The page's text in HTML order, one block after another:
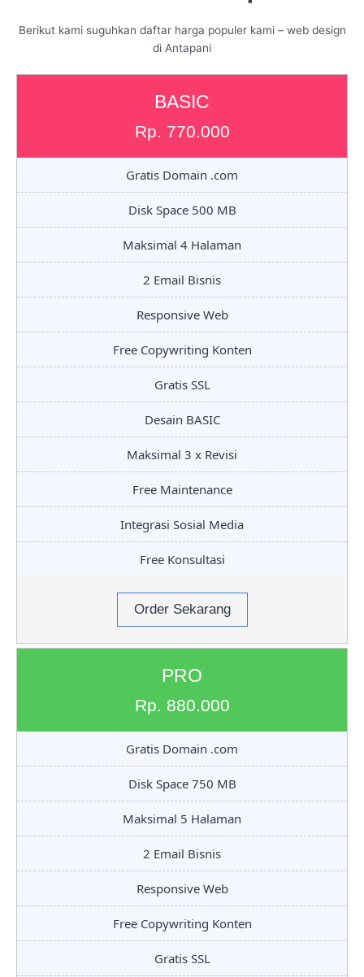
Berikut kami suguhkan daftar harga populer kami – web design
di Antapani
BASIC
Rp. 770.000
Gratis Domain .com
Disk Space 500 MB
Maksimal 4 Halaman
2 Email Bisnis
Responsive Web
Free Copywriting Konten
Gratis SSL
Desain BASIC
Maksimal 3 x Revisi
Free Maintenance
Integrasi Sosial Media
Free Konsultasi
Order Sekarang
PRO
Rp. 880.000
Gratis Domain .com
Disk Space 750 MB
Maksimal 5 Halaman
2 Email Bisnis
Responsive Web
Free Copywriting Konten
Gratis SSL